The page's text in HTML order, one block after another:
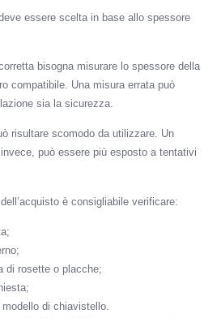
essere scelta in base allo spessore
bisogna misurare lo spessore della
compatibile. Una misura errata può
sia la sicurezza.
risultare scomodo da utilizzare. Un
può essere più esposto a tentativi
è consigliabile verificare:
di rosette o placche;
di chiavistello.